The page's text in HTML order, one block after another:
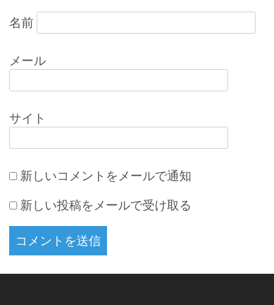
名前
メール
サイト
新しいコメントをメールで通知
新しい投稿をメールで受け取る